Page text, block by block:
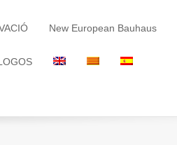
New European Bauhaus